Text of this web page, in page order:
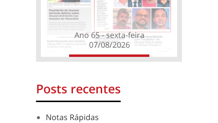
Ano 65 - sexta-feira
07/08/2026
Posts recentes
Notas Rápidas